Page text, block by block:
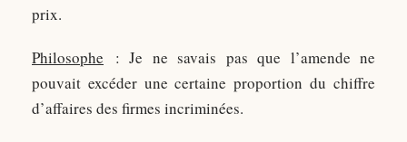
prix.
Philosophe : Je ne savais pas que l’amende ne
pouvait excéder une certaine proportion du chiffre
d’affaires des firmes incriminées.